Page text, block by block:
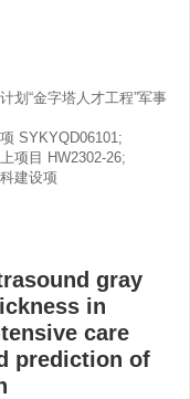
划“金字塔人才工程”军事
SYKYQD06101;
项目 HW2302-26;
建设项
gray
in
care
prediction of